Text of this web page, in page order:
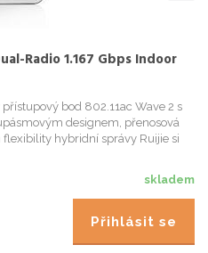
Radio 1.167 Gbps Indoor
bod 802.11ac Wave 2 s
designem, přenosová
flexibility hybridní správy Ruijie si
skladem
Přihlásit se